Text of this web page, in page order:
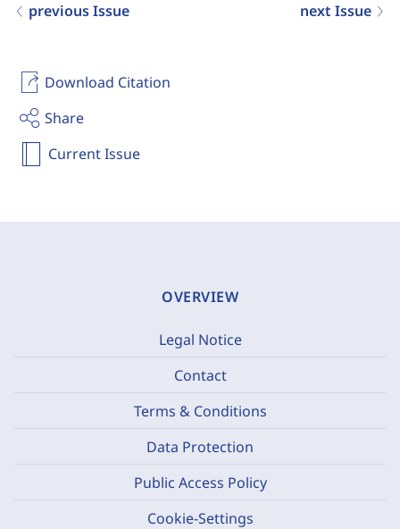
Download Citation
Share
Current Issue
previous Issue next Issue
OVERVIEW
Legal Notice
Contact
Terms & Conditions
Data Protection
Public Access Policy
Cookie-Settings